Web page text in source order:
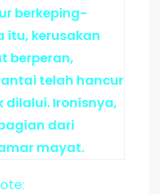
berkeping-
itu, kerusakan
berperan,
telah hancur
dilalui. Ironisnya,
dari
mayat.